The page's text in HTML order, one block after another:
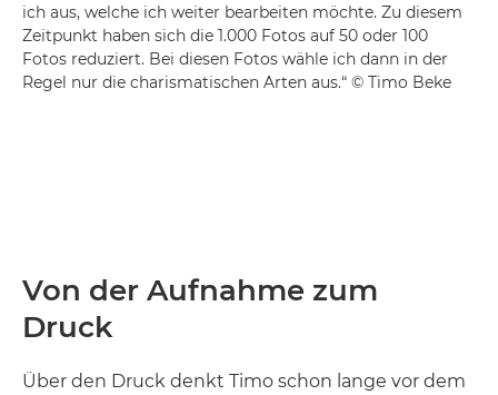
ich aus, welche ich weiter bearbeiten möchte. Zu diesem
Zeitpunkt haben sich die 1.000 Fotos auf 50 oder 100
Fotos reduziert. Bei diesen Fotos wähle ich dann in der
Regel nur die charismatischen Arten aus.“ © Timo Beke
Von der Aufnahme zum
Druck
Über den Druck denkt Timo schon lange vor dem